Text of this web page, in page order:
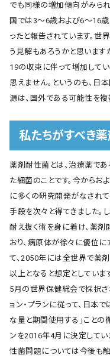
でも同様の増加傾向がみら
国では3～6歳および6～16
ったと報告されています。
う見解もあろうかと思いま
19の収束に伴って増加して
思えません。というのも、
源は、国外である可能性を複
私たちがすべき
薬剤耐性菌とは、治療薬で
た細菌のことです。今から
に多くの研究開発がなされ
手段を次々と得てきました。
耐え抜く術を身に着け、薬
おり、病原体が徐々に優位に
て、2050年には全世界で薬
以上となると想定としていま
5月の世界保健総会で採択さ
ョン・プランに従って、日本
な量と期間使用する」ことの
ンを2016年4月に決定してい
性菌問題については今後も